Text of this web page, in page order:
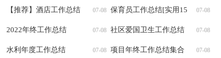
【推荐】酒店工作总结
三篇
07-08 保育员工作总结[实用15
篇]
07-08
2022年终工作总结 07-08 社区爱国卫生工作总结
【优】
07-08
水利年度工作总结 07-08 项目年终工作总结集合 07-08